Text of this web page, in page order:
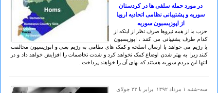
در مورد حمله سلفی ها در کردستان
سوریه و پشتیبانی نظامی اتحادیه اروپا
از اپوزیسیون سوریه
حزب ما از همه نیروها صرف نظر از اینکه از
کدام طرف پشتیبانی می کنند ، اپوزیسیون
یا رژیم می خواهد با ارسال اسلحه و کمک های نظامی به رژیم بعثی و اپوزیسیون مخالفت
کنند زیرا به بهتر شدن اوضاع کمک نخواهد کرد و شدت تخاصمات را افزایش خواهد داد و در
انتها این مردم سوریه هستند که بهای آن را خواهند پرداخت .
سه-شنبه ۱ مرداد ۱۳۹۲ برابر با ۲۳ جولای